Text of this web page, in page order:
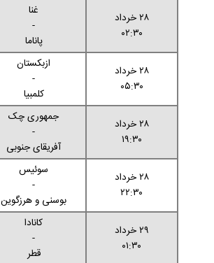
۲۸ خرداد
۰۲:۳۰
غنا
-
پاناما
۲۸ خرداد
۰۵:۳۰
ازبکستان
-
کلمبیا
۲۸ خرداد
۱۹:۳۰
جمهوری چک
-
آفریقای جنوبی
۲۸ خرداد
۲۲:۳۰
سوئیس
-
بوسنی و هرزگوین
۲۹ خرداد
۰۱:۳۰
کانادا
-
قطر